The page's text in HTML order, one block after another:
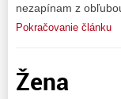
nezapínam z
Pokračovanie článku
Žena